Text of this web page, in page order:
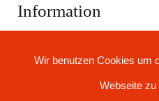
Information
Datenschutzerklärung
Wir benutzen Cookies um
Webseite